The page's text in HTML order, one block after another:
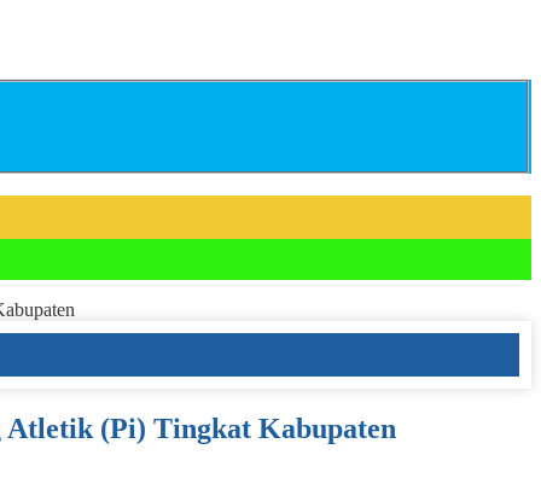
Atletik (Pi) Tingkat Kabupaten